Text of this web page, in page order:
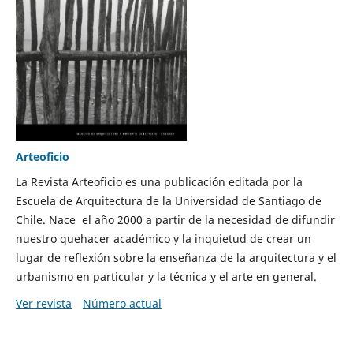
Arteoficio
La Revista Arteoficio es una publicación editada por la
Escuela de Arquitectura de la Universidad de Santiago de
Chile. Nace el año 2000 a partir de la necesidad de difundir
nuestro quehacer académico y la inquietud de crear un
lugar de reflexión sobre la enseñanza de la arquitectura y el
urbanismo en particular y la técnica y el arte en general.
Ver revista
Número actual